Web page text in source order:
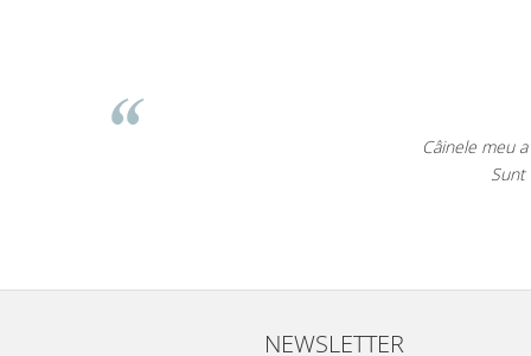
EcoPet.ro este
NEWSLETTER